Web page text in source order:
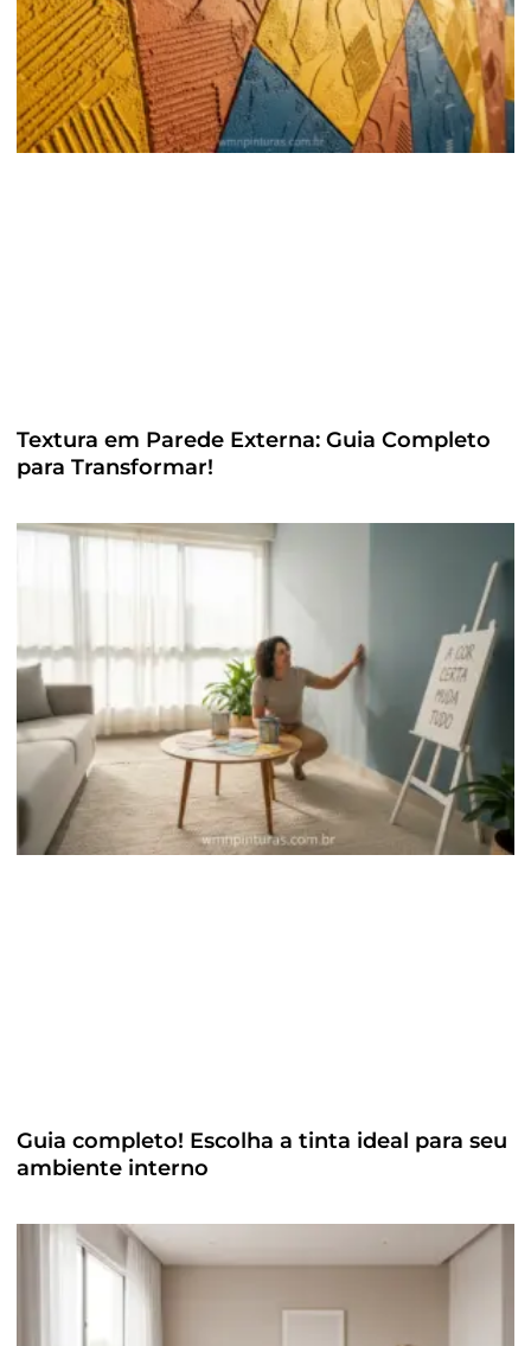
Textura em Parede Externa: Guia Completo
para Transformar!
Guia completo! Escolha a tinta ideal para seu
ambiente interno